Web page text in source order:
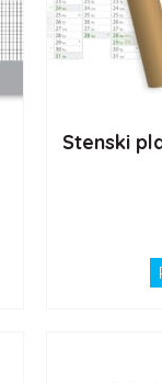
Stenski